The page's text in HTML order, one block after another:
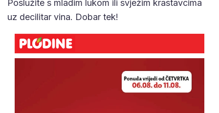
Poslužite s mladim lukom ili svježim krastavcima
uz decilitar vina. Dobar tek!